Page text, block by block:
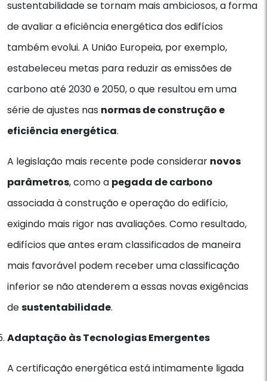
sustentabilidade se tornam mais ambiciosos, a forma
de avaliar a eficiência energética dos edifícios
também evolui. A União Europeia, por exemplo,
estabeleceu metas para reduzir as emissões de
carbono até 2030 e 2050, o que resultou em uma
série de ajustes nas normas de construção e
eficiência energética.
A legislação mais recente pode considerar novos
parâmetros, como a pegada de carbono
associada à construção e operação do edifício,
exigindo mais rigor nas avaliações. Como resultado,
edifícios que antes eram classificados de maneira
mais favorável podem receber uma classificação
inferior se não atenderem a essas novas exigências
desustentabilidade.
Adaptação às Tecnologias Emergentes
A certificação energética está intimamente ligada